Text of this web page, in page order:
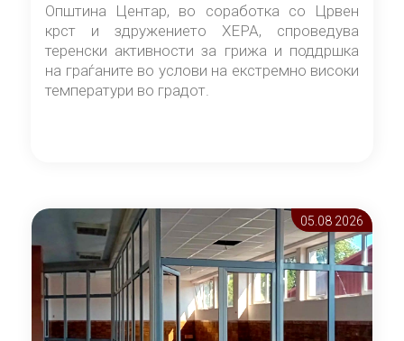
Општина Центар, во соработка со Црвен
крст и здружението ХЕРА, спроведува
теренски активности за грижа и поддршка
на граѓаните во услови на екстремно високи
температури во градот.
05.08 2026